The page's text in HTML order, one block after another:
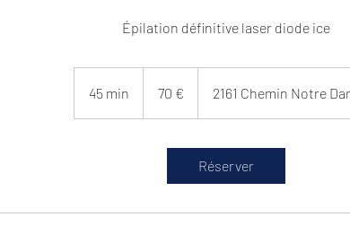
Épilation définitive laser diode ice
45 min
5
70 € 2161 Chemin Notre
Réserver